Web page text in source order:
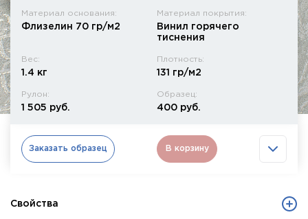
Материал основания:
Флизелин 70 гр/м2
Материал покрытия:
Винил горячего
тиснения
Вес:
1.4 кг
Плотность:
131 гр/м2
Рулон:
1 505 руб.
Образец:
400 руб.
Заказать образец В корзину
Свойства